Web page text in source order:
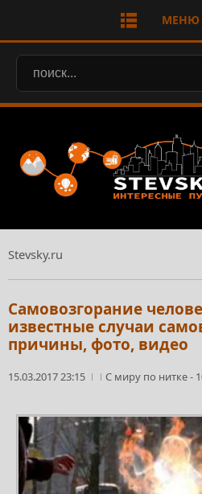
МЕНЮ
Stevsky.ru
Самовозгорание
известные случаи
причины, фото, видео
15.03.2017 23:15 С миру по нитке-